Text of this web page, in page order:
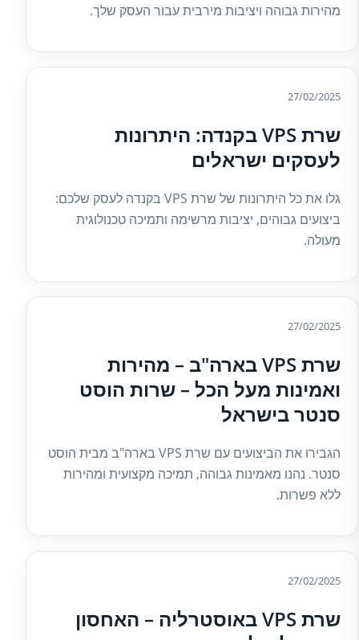
מהירות גבוהה ויציבות מירבית עבור העסק שלך.
27/02/2025
שרת VPS בקנדה: היתרונות
לעסקים ישראלים
גלו את כל היתרונות של שרת VPS בקנדה לעסק שלכם:
ביצועים גבוהים, יציבות מרשימה ותמיכה טכנולוגית
מעולה.
27/02/2025
שרת VPS בארה"ב – מהירות
ואמינות מעל הכל – שרות הוסט
סנטר בישראל
הגבירו את הביצועים עם שרת VPS בארה"ב מבית הוסט
סנטר. נהנו מאמינות גבוהה, תמיכה מקצועית ומהירות
ללא פשרות.
27/02/2025
שרת VPS באוסטרליה – האחסון